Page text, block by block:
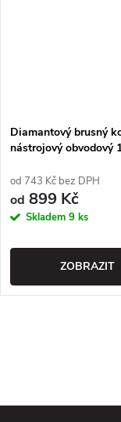
Diamantový brusný
nástrojový obvodový
od 743 Kč bez DPH
od 899 Kč
Skladem 9 ks
ZOBRAZIT